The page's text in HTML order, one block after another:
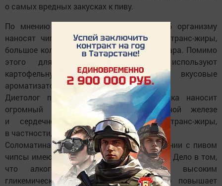
о самых вредных закусках к пиву.
По мнению эксперта, наибольший ущерб организму
наносят чипсы. Этот продукт содержит транс-жиры,
большое количество соли, крахмала и сахара. Помимо
этого для приготовления чипсов используют
картофельную муку и различные вкусовые
ароматизаторы.
Диетолог подчеркнула, — данная закуска наносит
огромный вред желудку, поджелудочной железе
и сердечно-сосудистой системе. А транс-жиры,
в частности, нарушают работу клеток.
Соломатина также отметила, что в сочетании с пивом
чипсы имеют двойной негативный эффект. Дело в том,
что алкогольный напиток обладает высоким
гликемическим индексом, за счет чего повышает